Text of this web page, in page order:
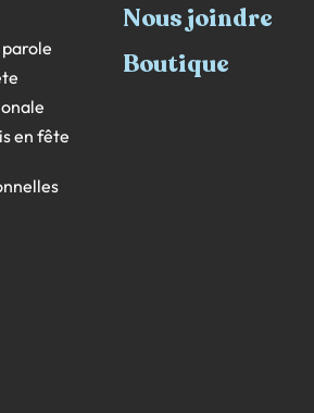
parole
en fête
Nous joindre
Boutique